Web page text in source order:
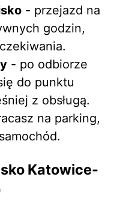
- przejazd na
godzin,
- po odbiorze
do punktu
z obsługą.
na parking,
Katowice-